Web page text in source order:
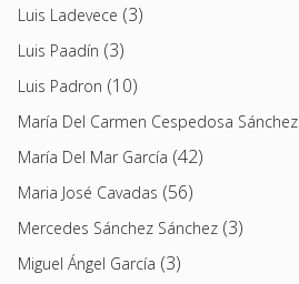
Luis Ladevece (3)
Luis Paadín (3)
Luis Padron (10)
María Del Carmen Cespedosa Sánchez
María Del Mar García (42)
Maria José Cavadas (56)
Mercedes Sánchez Sánchez (3)
Miguel Ángel García (3)